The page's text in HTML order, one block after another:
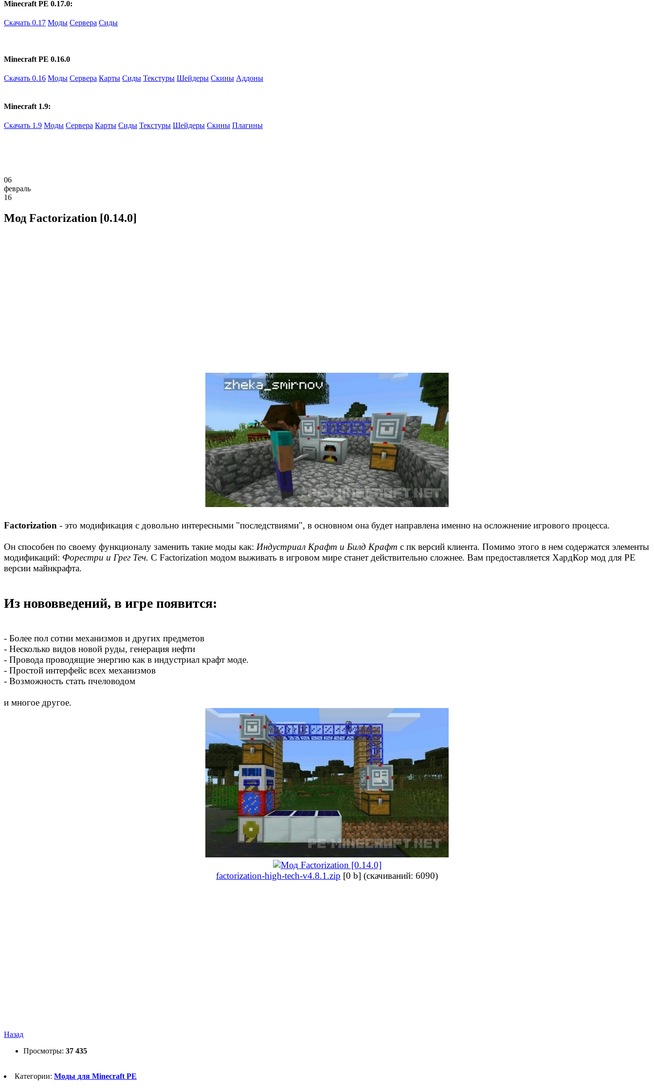
Minecraft PE 0.17.0:
Скачать 0.17 Моды Сервера Сиды
Minecraft PE 0.16.0
Скачать 0.16 Моды Сервера Карты Сиды Текстуры Шейдеры Скины Аддоны
Minecraft 1.9:
Скачать 1.9 Моды Сервера Карты Сиды Текстуры Шейдеры Скины Плагины
06
февраль
16
Мод Factorization [0.14.0]
Factorization - это модификация с довольно интересными "последствиями", в основном она будет направлена именно на осложнение игрового процесса.
Он способен по своему функционалу заменить такие моды как: Индустриал Крафт и Билд Крафт с пк версий клиента. Помимо этого в нем содержатся элементы
модификаций: Форестри и Грег Теч. С Factorization модом выживать в игровом мире станет действительно сложнее. Вам предоставляется ХардКор мод для PE
версии майнкрафта.
Из нововведений, в игре появится:
- Более пол сотни механизмов и других предметов
- Несколько видов новой руды, генерация нефти
- Провода проводящие энергию как в индустриал крафт моде.
- Простой интерфейс всех механизмов
- Возможность стать пчеловодом
и многое другое.
factorization-high-tech-v4.8.1.zip [0 b] (cкачиваний: 6090)
Назад
Просмотры: 37 435
Категории: Моды для Minecraft PE